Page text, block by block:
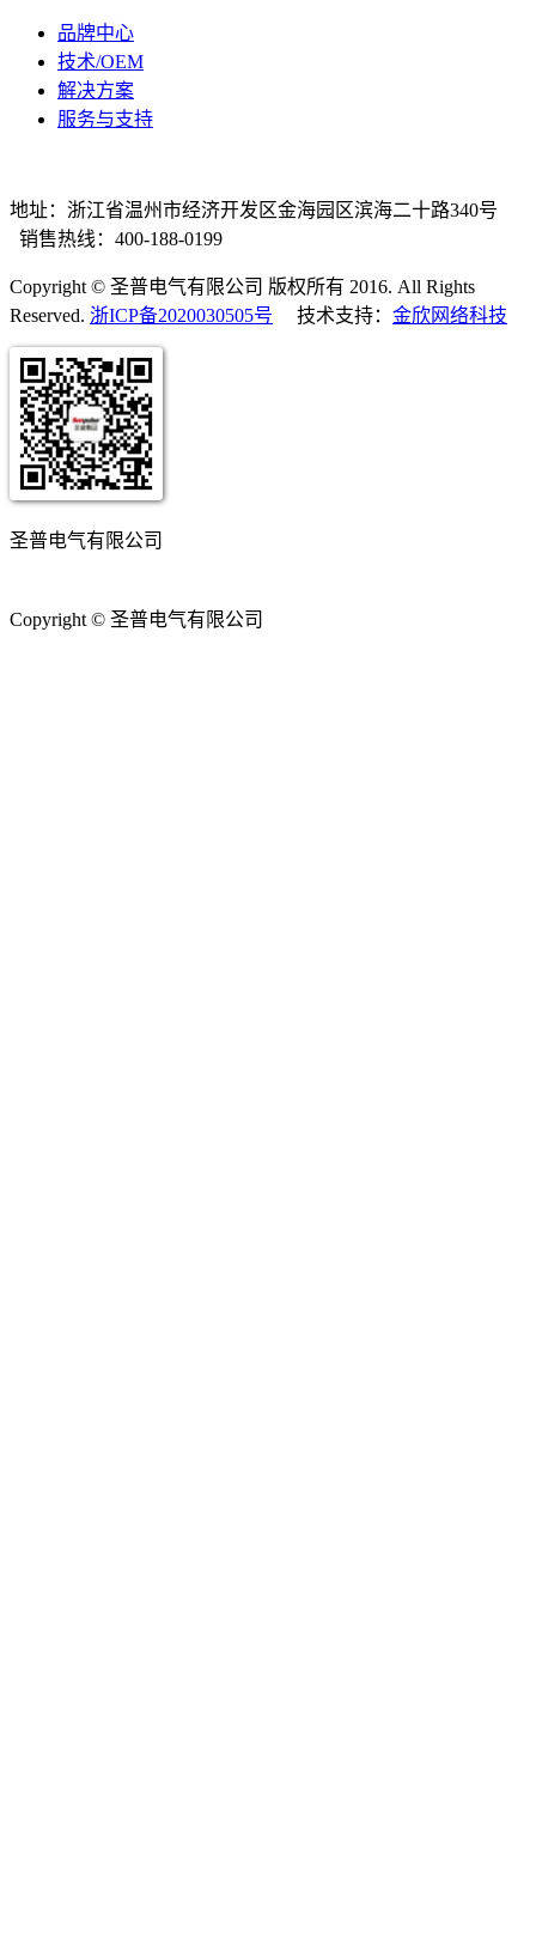
品牌中心
技术/OEM
解决方案
服务与支持
地址：浙江省温州市经济开发区金海园区滨海二十路340号
销售热线：400-188-0199
Copyright © 圣普电气有限公司 版权所有 2016. All Rights
Reserved. 浙ICP备2020030505号 技术支持： 金欣网络科技
圣普电气有限公司
Copyright © 圣普电气有限公司